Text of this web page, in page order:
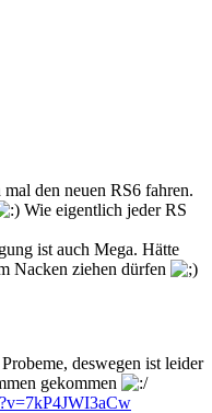
den neuen RS6 fahren.
Wie eigentlich jeder RS
ist auch Mega. Hätte
Nacken ziehen dürfen
deswegen ist leider
gekommen